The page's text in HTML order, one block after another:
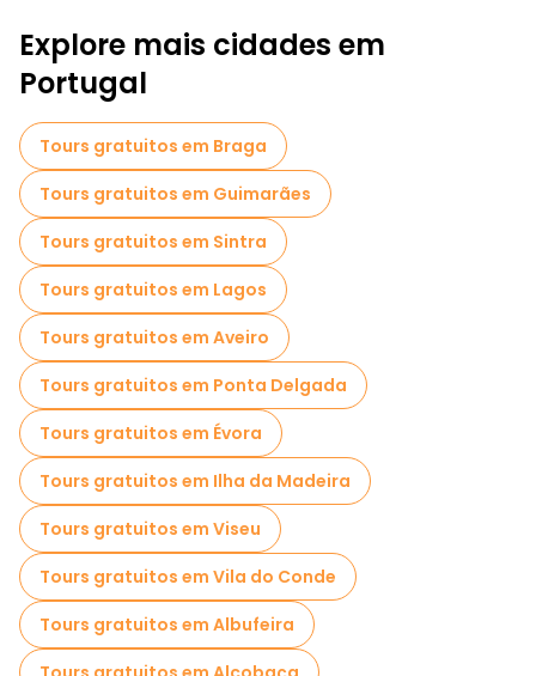
Passeios de Pub Crawl em Lisboa
Passeios autoguiados em Lisboa
Jogos de fuga em Lisboa
Passeios fotográficos em Lisboa
Bilhetes de entrada em Lisboa
Cruzeiros em Lisboa
Museus em Lisboa
Visita guiada gratuita à cidade velha Lisboa
Visitas ao mercado em Lisboa
Visitas de degustação locais em Lisboa
Passeios gratuitos de um dia em Lisboa
Passeios a pé noturnos gratuitos em Lisboa
Passeios de bicicleta em Lisboa
Explore mais cidades em
Portugal
Tours gratuitos em Braga
Tours gratuitos em Guimarães
Tours gratuitos em Sintra
Tours gratuitos em Lagos
Tours gratuitos em Aveiro
Tours gratuitos em Ponta Delgada
Tours gratuitos em Évora
Tours gratuitos em Ilha da Madeira
Tours gratuitos em Viseu
Tours gratuitos em Vila do Conde
Tours gratuitos em Albufeira